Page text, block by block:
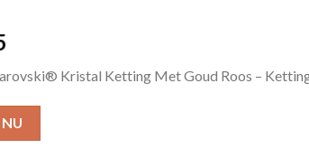
Kristal Ketting Met Goud Roos –